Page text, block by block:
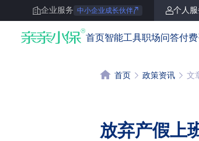
企业服务 中小企业成长伙伴 个人服
亲亲小保 首页智能工具职场问答付
首页 政策资讯 文
放弃产假上